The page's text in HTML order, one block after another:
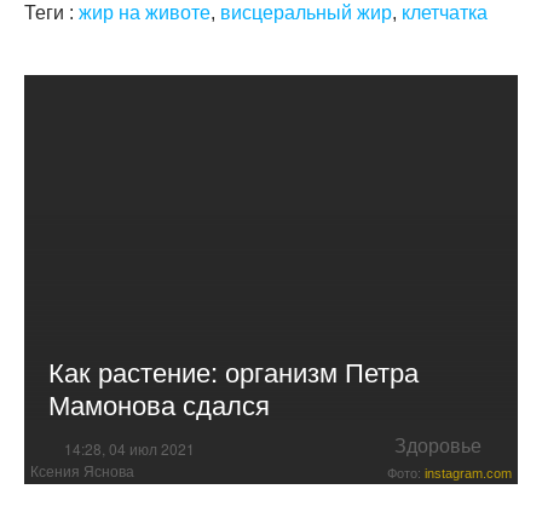
Теги : жир на животе, висцеральный жир, клетчатка
Как растение: организм Петра
Мамонова сдался
14:28, 04 июл 2021 Здоровье
Ксения Яснова Фото: instagram.com